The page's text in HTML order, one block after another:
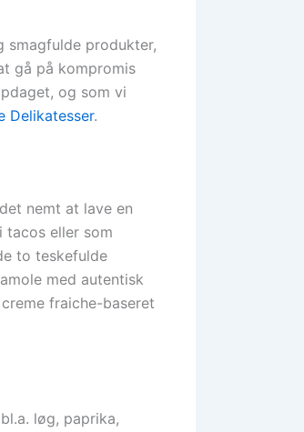
produkter,
gå på kompromis
og som vi
Delikatesser.
nemt at lave en
tacos eller som
to teskefulde
med autentisk
fraiche-baseret
løg, paprika,